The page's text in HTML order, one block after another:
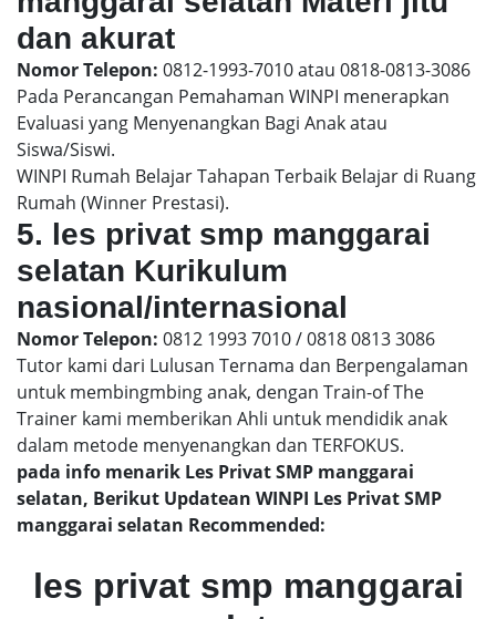
dan akurat
Nomor Telepon: 0812-1993-7010 atau 0818-0813-3086
Pada Perancangan Pemahaman WINPI menerapkan
Evaluasi yang Menyenangkan Bagi Anak atau
Siswa/Siswi.
WINPI Rumah Belajar Tahapan Terbaik Belajar di Ruang
Rumah (Winner Prestasi).
5. les privat smp manggarai
selatan Kurikulum
nasional/internasional
Nomor Telepon: 0812 1993 7010 / 0818 0813 3086
Tutor kami dari Lulusan Ternama dan Berpengalaman
untuk membingmbing anak, dengan Train-of The
Trainer kami memberikan Ahli untuk mendidik anak
dalam metode menyenangkan dan TERFOKUS.
pada info menarik Les Privat SMP manggarai
selatan, Berikut Updatean WINPI Les Privat SMP
manggarai selatan Recommended:
les privat smp manggarai